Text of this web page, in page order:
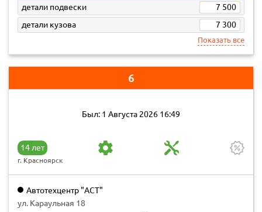
детали подвески
7 500
детали кузова
7 300
Показать все
6
Был: 1 Августа 2026 16:49
14 лет
г. Красноярск
Автотехцентр "ACT"
ул. Караульная 18